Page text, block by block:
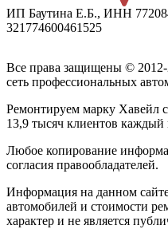
ИП Баутина Е.Б., ИНН
321774600461525
Все права защищены ©
сеть профессиональных
Ремонтируем марку Хавейл
13,9 тысяч клиентов каждый
Любое копирование
согласия правообладателей.
Информация на данном
автомобилей и стоимости
характер и не является